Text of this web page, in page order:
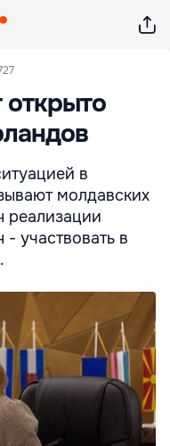
в
молдавских
реализации
участвовать в